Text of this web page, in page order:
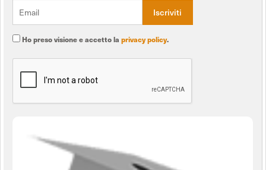
Ho preso visione e accetto la privacy policy.